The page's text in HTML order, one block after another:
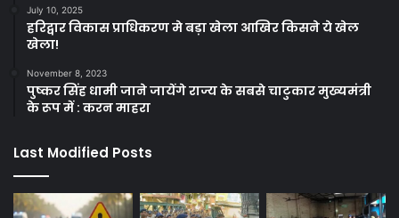
July 10, 2025
हरिद्वार विकास प्राधिकरण मे बड़ा खेला आखिर किसने ये खेल
खेला!
November 8, 2023
पुष्कर सिंह धामी जाने जायेंगे राज्य के सबसे चाटुकार मुख्यमंत्री
के रूप में : करन माहरा
Last Modified Posts